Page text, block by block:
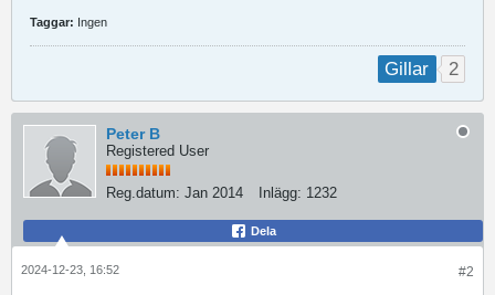
Taggar: Ingen
Gillar 2
Peter B
Registered User
Reg.datum: Jan 2014 Inlägg: 1232
Dela
#2
2024-12-23, 16:52